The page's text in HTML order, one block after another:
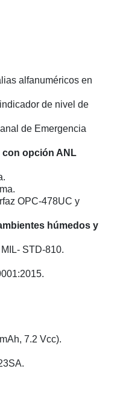
alfanuméricos en
de nivel de
de Emergencia
con opción ANL
OPC-478UC y
húmedos y
STD-810.
7.2 Vcc).